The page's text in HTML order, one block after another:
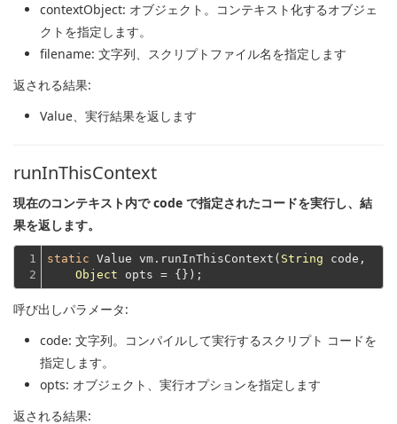
contextObject: オブジェクト。コンテキスト化するオブジェ
クトを指定します。
filename: 文字列、スクリプトファイル名を指定します
返される結果:
Value、実行結果を返します
runInThisContext
現在のコンテキスト内で code で指定されたコードを実行し、結
果を返します。
1
2
static Value vm.runInThisContext( String code,
Object
呼び出しパラメータ:
code: 文字列。コンパイルして実行するスクリプト コードを
指定します。
opts: オブジェクト、実行オプションを指定します
返される結果: